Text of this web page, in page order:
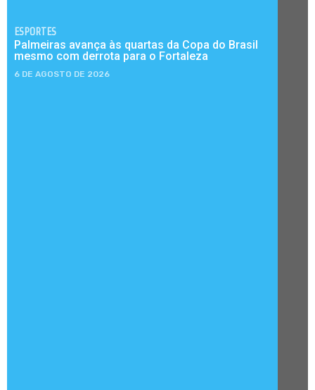
ESPORTES
Palmeiras avança às quartas da Copa do Brasil
mesmo com derrota para o Fortaleza
6 DE AGOSTO DE 2026